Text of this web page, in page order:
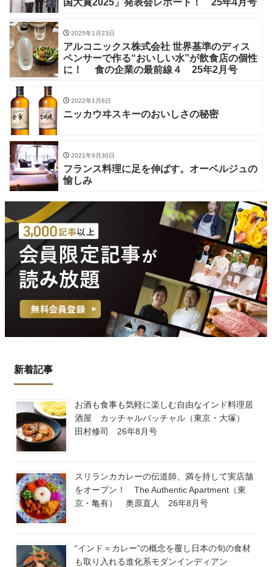
2025年1月23日
アルコニックス株式会社 世界基準のディス
ペンサーで作る“おいしい水”が飲食店の個性
に！ 食の企業の最前線４ 25年2月号
2022年1月6日
ニッカウヰスキーのおいしさの秘密
2021年9月30日
フランス料理に足を伸ばす。オーベルジュの
愉しみ
新着記事
お酒も食事も気軽に楽しむ自由なインド料理居
酒屋 カッチャルバッチャル（東京・大塚）
田村修司 26年8月号
スリランカカレーの伝道師、満を持して実店舗
をオープン！ The Authentic Apartment（東
京・亀有） 奥原直人 26年8月号
“インド＝カレー”の概念を覆し日本の旬の食材
も取り入れる進化系モダンインディアン